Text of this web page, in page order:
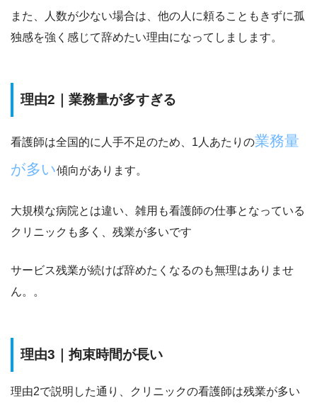
また、人数が少ない場合は、他の人に頼ることもきずに孤
独感を強く感じて辞めたい理由になってしまします。
理由2｜業務量が多すぎる
看護師は全国的に人手不足のため、1人あたりの業務量
が多い傾向があります。
大規模な病院とは違い、雑用も看護師の仕事となっている
クリニックも多く、残業が多いです
サービス残業が続けば辞めたくなるのも無理はありませ
ん。。
理由3｜拘束時間が長い
理由2で説明した通り、クリニックの看護師は残業が多い